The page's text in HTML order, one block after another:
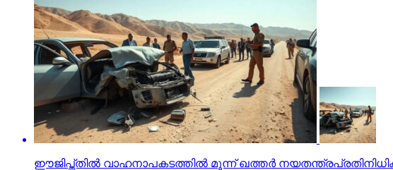
ഈജിപ്ത്തില്‍ വാഹനാപകടത്തില്‍ മൂന്ന് ഖത്തര്‍